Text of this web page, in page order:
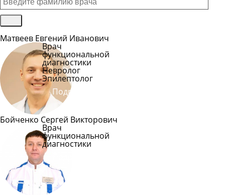
Матвеев Евгений Иванович
Врач
функциональной
диагностики
Невролог
Эпилептолог
Подробнее
Бойченко Сергей Викторович
Врач
функциональной
диагностики